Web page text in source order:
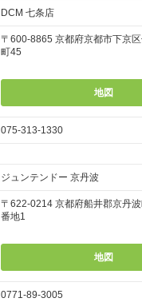
DCM 七条店
〒600-8865 京都府京都市下京
町45
地図
075-313-1330
ジュンテンドー 京丹波
〒622-0214 京都府船井郡京丹
番地1
地図
0771-89-3005